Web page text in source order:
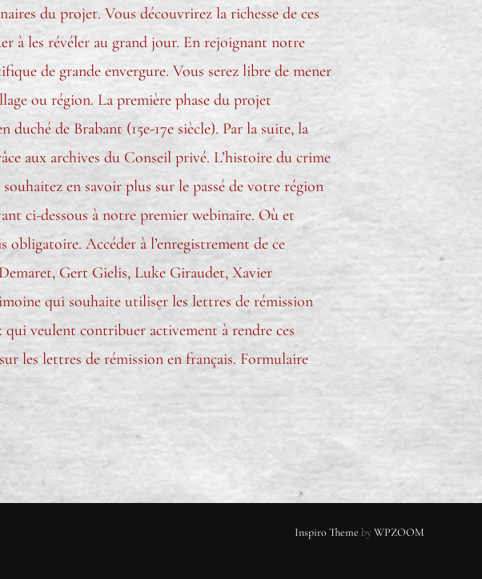
du projet. Vous découvrirez la richesse de ces
à les révéler au grand jour. En rejoignant notre
de grande envergure. Vous serez libre de mener
ou région. La première phase du projet
de Brabant (15e-17e siècle). Par la suite, la
aux archives du Conseil privé. L’histoire du crime
en savoir plus sur le passé de votre région
ci-dessous à notre premier webinaire. Où et
Accéder à l’enregistrement de ce
Gert Gielis, Luke Giraudet, Xavier
qui souhaite utiliser les lettres de rémission
veulent contribuer activement à rendre ces
les lettres de rémission en français. Formulaire
Inspiro Theme byWPZOOM